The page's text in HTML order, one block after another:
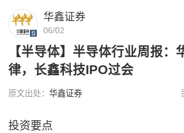
华鑫证券
06/02
【半导体】半导体行业周报：
律，长鑫科技IPO过会
原文出处：华鑫证券
投资要点